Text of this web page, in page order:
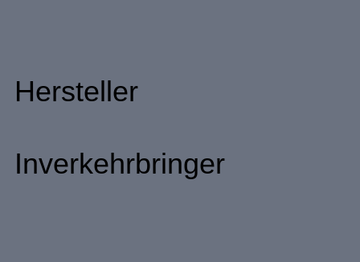
Hersteller
Inverkehrbringer